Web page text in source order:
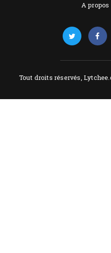
A propos
Tout droits réservés,